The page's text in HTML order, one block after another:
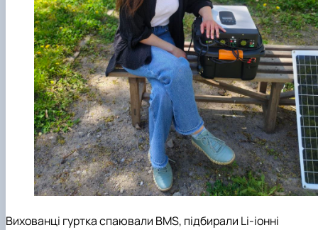
Вихованці гуртка спаювали BMS, підбирали Li-іонні